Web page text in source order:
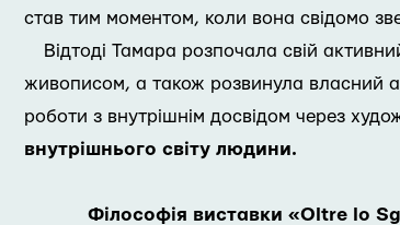
став тим моментом, коли вона свідомо
Відтоді Тамара розпочала свій
живописом, а також розвинула власний
роботи з внутрішнім досвідом через
внутрішнього світу людини.
Філософія виставки «Oltre lo